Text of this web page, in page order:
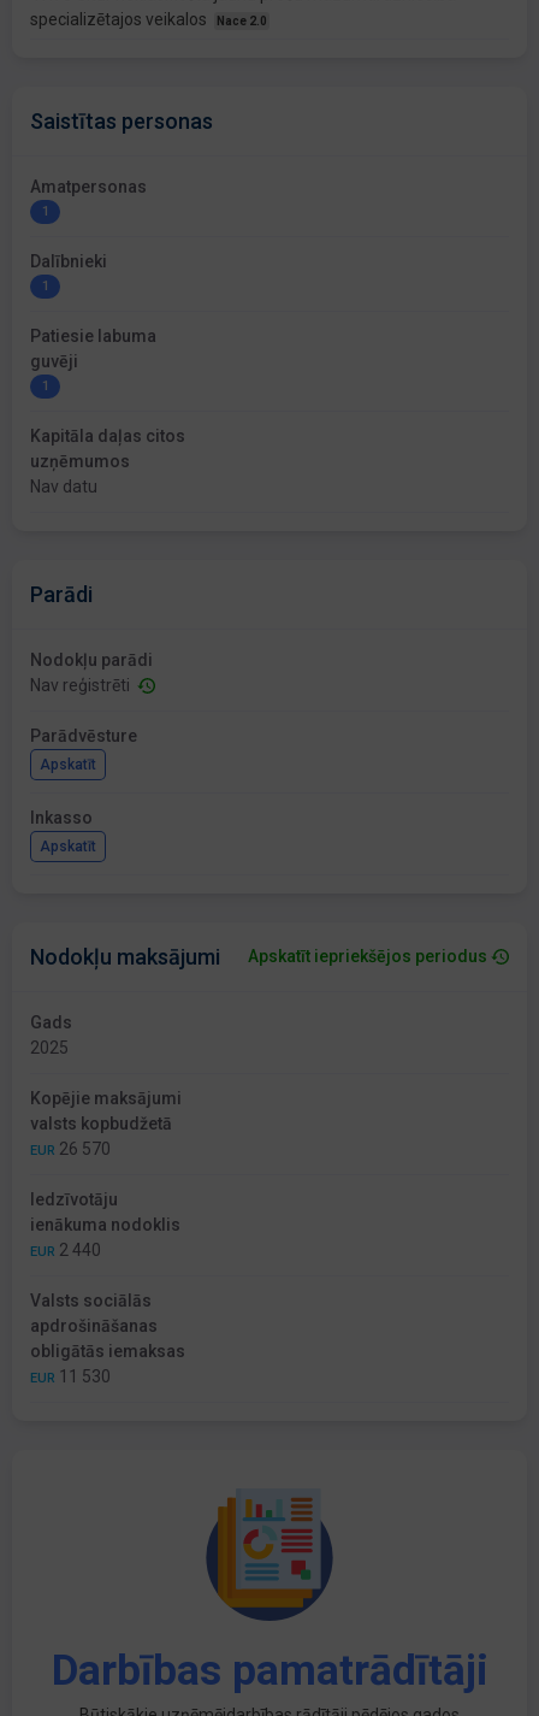
specializētajos veikalos
Nace 2.0
Saistītas personas
Amatpersonas
1
Dalībnieki
1
Patiesie labuma
guvēji
1
Kapitāla daļas citos
uzņēmumos
Nav datu
Parādi
Nodokļu parādi
Nav reģistrēti
Parādvēsture
Apskatīt
Inkasso
Apskatīt
Nodokļu maksājumi Apskatīt iepriekšējos periodus
Gads
2025
Kopējie maksājumi
valsts kopbudžetā
EUR 26 570
Iedzīvotāju
ienākuma nodoklis
EUR 2 440
Valsts sociālās
apdrošināšanas
obligātās iemaksas
EUR 11 530
Darbības pamatrādītāji